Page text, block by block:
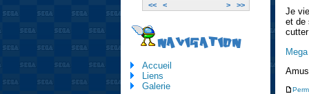
Je
et de
<< < > >>
NAVIGATION
Accueil
Liens
Galerie